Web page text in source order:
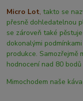
Micro Lot, takto se
přesně dohledatelnou
se zároveň také
dokonalými
produkce. Samozřejmě
hodnocení nad 80
Mimochodem naše